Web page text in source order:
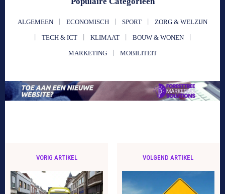
ALGEMEEN ECONOMISCH SPORT ZORG & WELZIJN
TECH & ICT KLIMAAT BOUW & WONEN
MARKETING MOBILITEIT
VORIG ARTIKEL VOLGEND ARTIKEL